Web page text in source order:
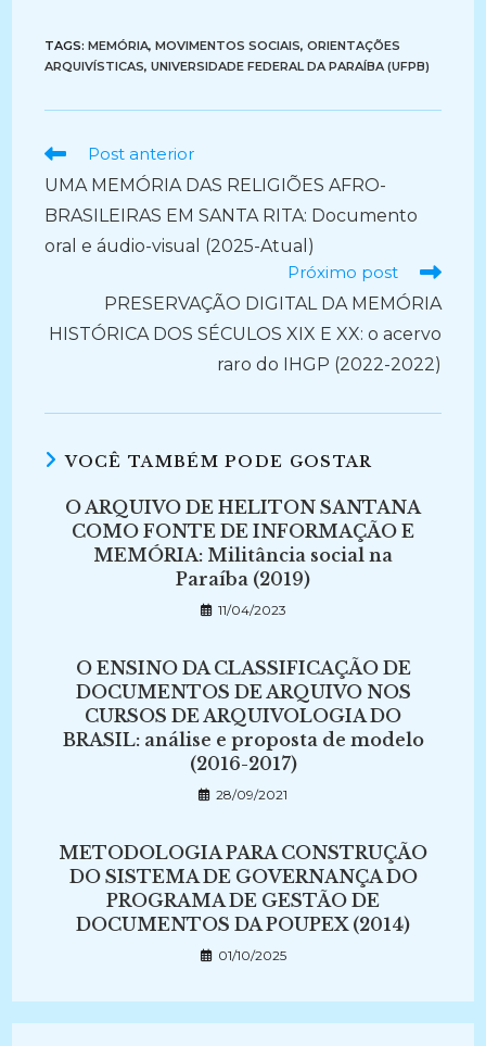
TAGS:MEMÓRIA, MOVIMENTOS SOCIAIS, ORIENTAÇÕES
ARQUIVÍSTICAS, UNIVERSIDADE FEDERAL DA PARAÍBA (UFPB)
Ler
artigos
Post anterior
UMA MEMÓRIA DAS RELIGIÕES AFRO-
BRASILEIRAS EM SANTA RITA: Documento
oral e áudio-visual (2025-Atual)
Próximo post
PRESERVAÇÃO DIGITAL DA MEMÓRIA
HISTÓRICA DOS SÉCULOS XIX E XX: o acervo
raro do IHGP (2022-2022)
VOCÊ TAMBÉM PODE GOSTAR
O ARQUIVO DE HELITON SANTANA
COMO FONTE DE INFORMAÇÃO E
MEMÓRIA: Militância social na
Paraíba (2019)
11/04/2023
O ENSINO DA CLASSIFICAÇÃO DE
DOCUMENTOS DE ARQUIVO NOS
CURSOS DE ARQUIVOLOGIA DO
BRASIL: análise e proposta de modelo
(2016-2017)
28/09/2021
METODOLOGIA PARA CONSTRUÇÃO
DO SISTEMA DE GOVERNANÇA DO
PROGRAMA DE GESTÃO DE
DOCUMENTOS DA POUPEX (2014)
01/10/2025